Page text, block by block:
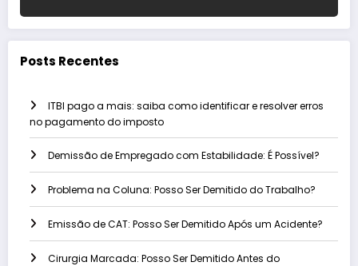
Posts Recentes
ITBI pago a mais: saiba como identificar e resolver erros
no pagamento do imposto
Demissão de Empregado com Estabilidade: É Possível?
Problema na Coluna: Posso Ser Demitido do Trabalho?
Emissão de CAT: Posso Ser Demitido Após um Acidente?
Cirurgia Marcada: Posso Ser Demitido Antes do